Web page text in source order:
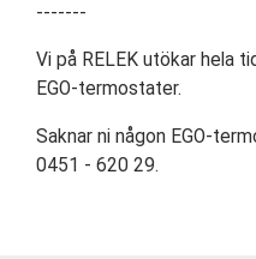
-------
Vi på RELEK utökar hela
EGO-termostater.
Saknar ni någon EGO-
0451 - 620 29.